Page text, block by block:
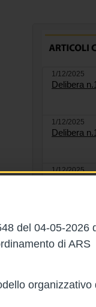
del 04-05-2026
di ARS
organizzativo
1/12/2025
Delibera
1/12/2025
Delibera
1/12/2025
Delibera
Delibera
Delibera